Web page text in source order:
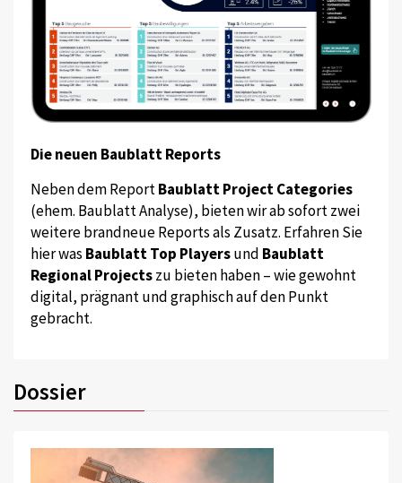
Die neuen Baublatt Reports
Neben dem ReportBaublatt Project Categories
(ehem. Baublatt Analyse), bieten wir ab sofort zwei
weitere brandneue Reports als Zusatz. Erfahren Sie
hier was Baublatt Top Playersund Baublatt
Regional Projectszu bieten haben – wie gewohnt
digital, prägnant und graphisch auf den Punkt
gebracht.
Dossier